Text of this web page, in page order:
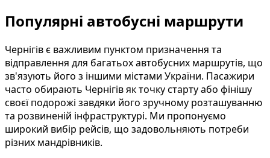
Популярні автобусні маршрути
Чернігів є важливим пунктом призначення та
відправлення для багатьох автобусних маршрутів, що
зв'язують його з іншими містами України. Пасажири
часто обирають Чернігів як точку старту або фінішу
своєї подорожі завдяки його зручному розташуванню
та розвиненій інфраструктурі. Ми пропонуємо
широкий вибір рейсів, що задовольняють потреби
різних мандрівників.